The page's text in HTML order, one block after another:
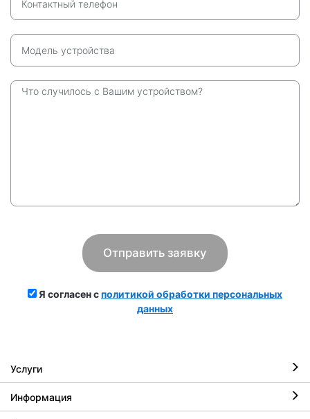
Я согласен сполитикой обработки персональных
данных
Услуги
Ремонт iPhone
Информация